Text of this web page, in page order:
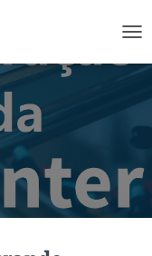
L
R
N
A
V